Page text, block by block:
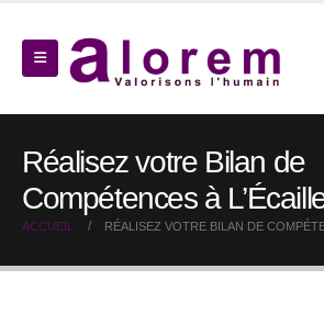
Réalisez votre Bilan de
Compétences à
ACCUEIL RÉALISEZ VOTRE BILAN DE